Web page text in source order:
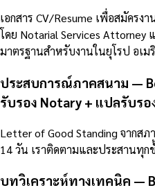
เอกสาร CV/Resume เพื่อสมัครง
โดย Notarial Services Attorney
มาตรฐานสำหรับงานในยุโรป อเม
ประสบการณ์ภาคสนาม —
รับรอง Notary + แปลรับรอ
Letter of Good Standing จากสภ
14 วัน เราติดตามและประสานทุ
บทวิเคราะห์ทางเทคนิค —